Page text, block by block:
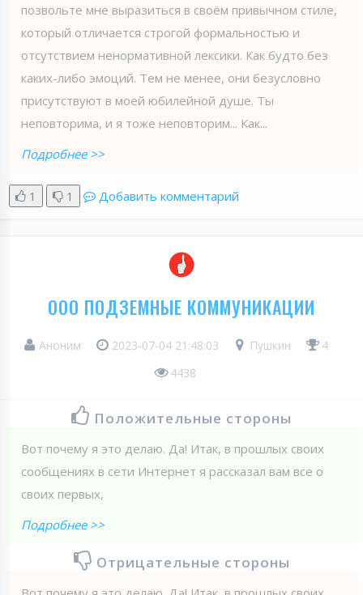
позвольте мне выразиться в своём привычном стиле,
который отличается строгой формальностью и
отсутствием ненормативной лексики. Как будто без
каких-либо эмоций. Тем не менее, они безусловно
присутствуют в моей юбилейной душе. Ты
неповторима, и я тоже неповторим... Как...
Подробнее >>
1 1 Добавить комментарий
ООО ПОДЗЕМНЫЕ КОММУНИКАЦИИ
Аноним 2023-07-04 21:48:03 Пушкин
4
4438
Положительные стороны
Вот почему я это делаю. Да! Итак, в прошлых своих
сообщениях в сети Интернет я рассказал вам все о
своих первых,
Подробнее >>
Отрицательные стороны